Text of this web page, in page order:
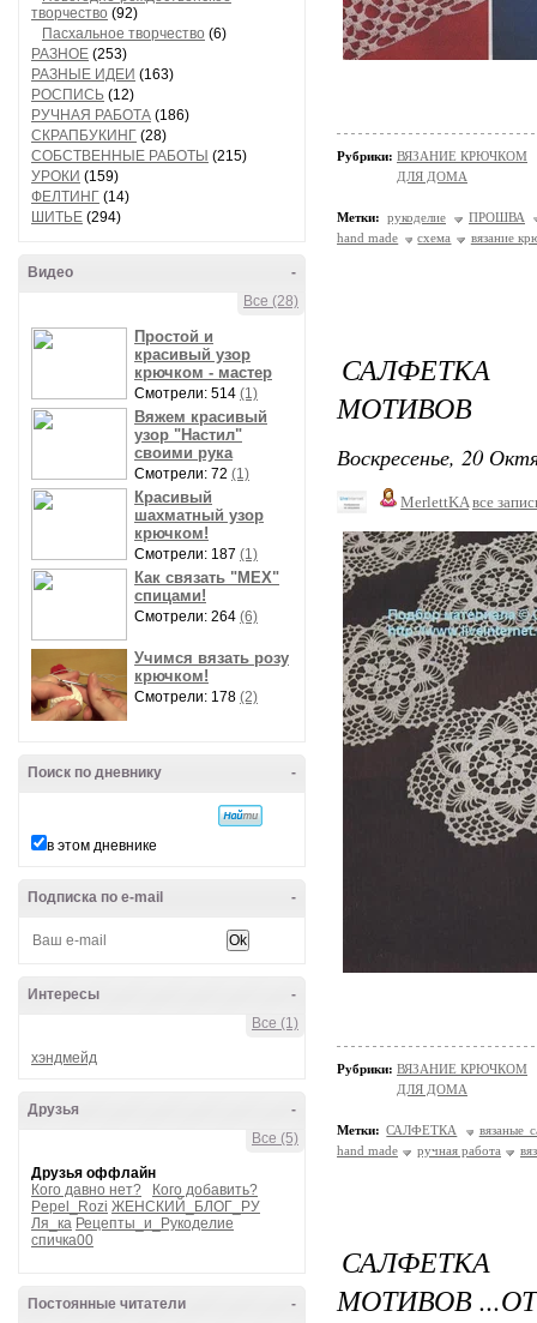
творчество (92)
Пасхальное творчество (6)
РАЗНОЕ (253)
РАЗНЫЕ ИДЕИ (163)
РОСПИСЬ (12)
РУЧНАЯ РАБОТА (186)
СКРАПБУКИНГ (28)
СОБСТВЕННЫЕ РАБОТЫ (215)
УРОКИ (159)
ФЕЛТИНГ (14)
ШИТЬЕ (294)
-
Видео
Все (28)
Простой и
красивый узор
крючком - мастер
Смотрели: 514 (1)
Вяжем красивый
узор "Настил"
своими рука
Смотрели: 72 (1)
Красивый
шахматный узор
крючком!
Смотрели: 187 (1)
Как связать "МЕХ"
спицами!
Смотрели: 264 (6)
Учимся вязать розу
крючком!
Смотрели: 178 (2)
-
Поиск по дневнику
в этом дневнике
-
Подписка по e-mail
-
Интересы
Все (1)
хэндмейд
-
Друзья
Все (5)
Друзья оффлайн
Кого давно нет?
Кого добавить?
Pepel_Rozi ЖЕНСКИЙ_БЛОГ_РУ
Ля_ка Рецепты_и_Рукоделие
спичка00
-
Постоянные читатели
Рубрики: ВЯЗАНИЕ КРЮЧКОМ
ДЛЯ ДОМА
Метки: рукоделие
ПРОШВА
hand made
схема вязание
МОТИВОВ
Воскресенье, 20
MerlettKA все
Рубрики: ВЯЗАНИЕ КРЮЧКОМ
ДЛЯ ДОМА
Метки: САЛФЕТКА
вязаные
hand made
ручная работа
МОТИВОВ